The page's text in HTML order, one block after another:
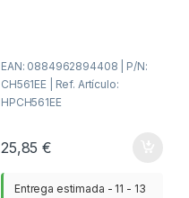
EAN: 0884962894408 | P/N:
CH561EE | Ref. Artículo:
HPCH561EE
25,85€
Entrega estimada - 11 - 13